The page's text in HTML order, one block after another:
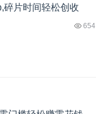
碎片时间轻松创收
654